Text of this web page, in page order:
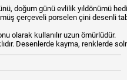
doğum günü evlilik yıldönümü
çerçeveli porselen çini desenli
olarak kullanılır uzun ömürlüdür.
Desenlerde kayma, renklerde